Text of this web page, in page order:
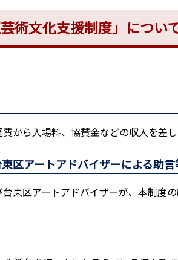
芸術文化支援制度」につい
から入場料、協賛金などの収入を差
区アートアドバイザーによる助
東区アートアドバイザーが、本制度